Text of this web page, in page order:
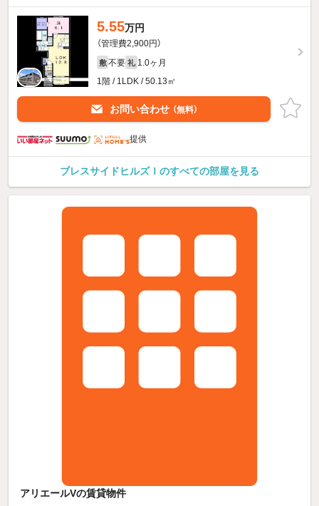
5.55万円
（管理費2,900円）
敷 不要 礼 1.0ヶ月
1階 / 1LDK / 50.13㎡
お問い合わせ （無料）
提供
ブレスサイドヒルズＩのすべての部屋を見る
アリエールVの賃貸物件